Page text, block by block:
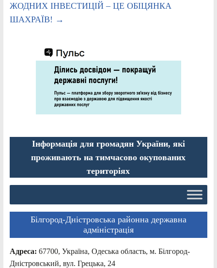
ЖОДНИХ ІНВЕСТИЦІЙ – ЦЕ ОБІЦЯНКА
ШАХРАЇВ! →
Інформація для громадян України, які
проживають на тимчасово окупованих
територіях
Білгород-Дністровська районна державна
адміністрація
Адреса: 67700, Україна, Одеська область, м. Білгород-
Дністровський, вул. Грецька, 24